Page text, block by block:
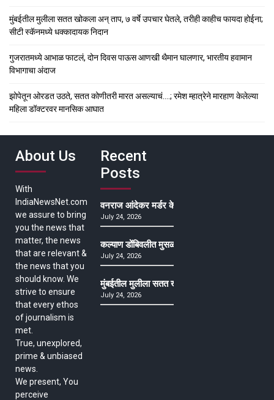
मुंबईतील मुलीला सतत खोकला अन् ताप, ७ वर्षे उपचार घेतले, तरीही काहीच फायदा होईना;
सीटी स्कॅनमध्ये धक्कादायक निदान
गुजरातमध्ये आभाळ फाटलं, दोन दिवस पाऊस आणखी थैमान घालणार, भारतीय हवामान
विभागाचा अंदाज
झोपेतून ओरडत उठते, सतत कोणीतरी मारत असल्याचं….; रमेश म्हात्रेने मारहाण केलेल्या
महिला डॉक्टरवर मानसिक आघात
About Us
With
IndiaNewsNet.com
we assure to bring
you the news that
matter, the news
that are relevant &
the news that you
should know. We
strive to ensure
that every ethos
of journalism is
met.
True, unexplored,
prime & unbiased
news.
We present, You
perceive
Recent
Posts
वनराज आंदेकर मर्डर केसमधील साक्षीदाराची हत्या,
July 24, 2026
कल्याण डोंबिवलीत मुसळधार ते अतिमुसळधार पाऊस,
July 24, 2026
मुंबईतील मुलीला सतत खोकला अन् ताप, ७ वर्षे उपचार
July 24, 2026